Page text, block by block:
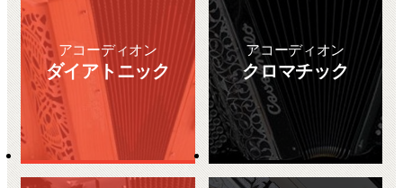
アコーディオン
ダイアトニック
アコーディオン
クロマチック